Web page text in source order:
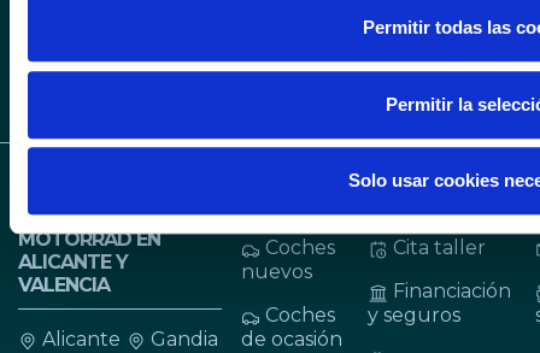
Permitir todas las
Permitir la
Solo usar cookies
BMW, MINI Y BMW
MOTORRAD EN
ALICANTE Y
VALENCIA
Alicante
Gandia
Coches
nuevos
Coches
de ocasión
SERVICIOS
Cita taller
Financiación
y seguros